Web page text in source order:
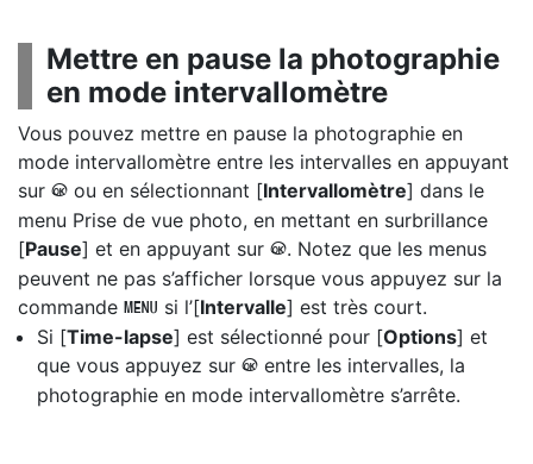
Mettre en pause la photographie
en mode intervallomètre
Vous pouvez mettre en pause la photographie en
mode intervallomètre entre les intervalles en appuyant
sur J ou en sélectionnant [Intervallomètre] dans le
menu Prise de vue photo, en mettant en surbrillance
[Pause] et en appuyant sur J. Notez que les menus
peuvent ne pas s’afficher lorsque vous appuyez sur la
commande G si l’[Intervalle] est très court.
Si [Time-lapse] est sélectionné pour [Options] et
que vous appuyez sur J entre les intervalles, la
photographie en mode intervallomètre s’arrête.